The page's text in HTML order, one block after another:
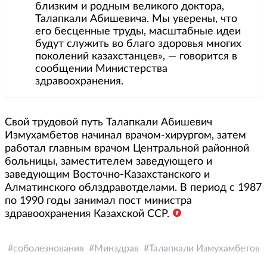
близким и родным великого доктора,
Талапкали Абишевича. Мы уверены, что
его бесценные труды, масштабные идеи
будут служить во благо здоровья многих
поколений казахстанцев», — говорится в
сообщении Министерства
здравоохранения.
Свой трудовой путь Талапкали Абишевич
Измухамбетов начинал врачом-хирургом, затем
работал главным врачом Центральной районной
больницы, заместителем заведующего и
заведующим Восточно-Казахстанского и
Алматинского облздравотделами. В период с 1987
по 1990 годы занимал пост министра
здравоохранения Казахской ССР.
соболезнования Минздрав Талапкали Измухамбетов